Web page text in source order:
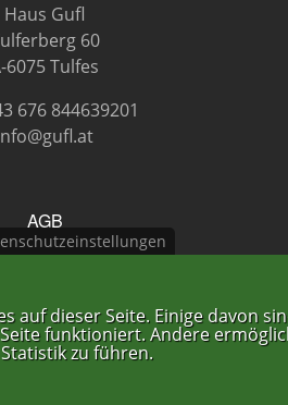
Haus Gufl
60
6075 Tulfes
676 844639201
AGB
Impressum
auf dieser Seite. Einige davon
funktioniert. Andere
zu führen.